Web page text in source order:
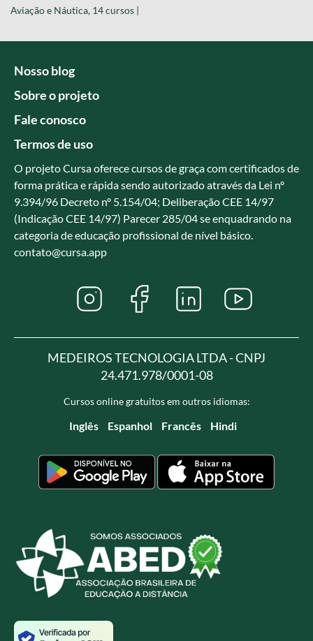
Aviação e Náutica, 14 cursos |
Nosso blog
Sobre o projeto
Fale conosco
Termos de uso
O projeto Cursa oferece cursos de graça com certificados de
forma prática e rápida sendo autorizado através da Lei nº
9.394/96 Decreto nº 5.154/04; Deliberação CEE 14/97
(Indicação CEE 14/97) Parecer 285/04 se enquadrando na
categoria de educação profissional de nível básico.
contato@cursa.app
MEDEIROS TECNOLOGIA LTDA - CNPJ
24.471.978/0001-08
Cursos online gratuitos em outros idiomas:
Inglês Espanhol Francês Hindi